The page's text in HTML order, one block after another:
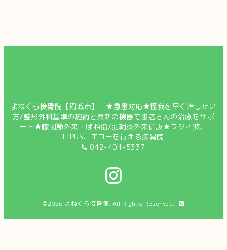
よねくら接骨院【稲城市】 ★急患対応★怪我を早く治したい
方/整形外科基準の施術と最新の機器で患者さんの治療をサポ
ート★膝関節外来・ばね指/腱鞘炎外来併設★ラジオ波、
LIPUS、エコーを行える接骨院
042-401-5337
©2026 よねくら接骨院. All Rights Reserved.